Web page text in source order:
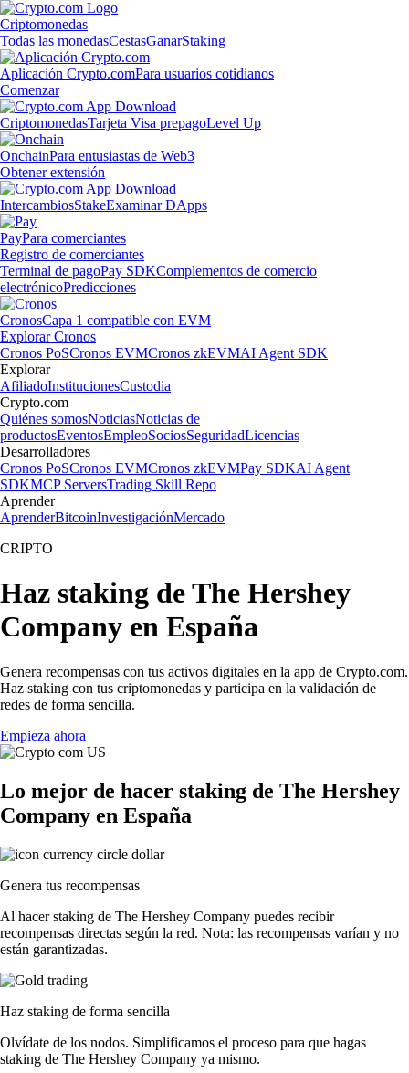
Criptomonedas
Todas las monedasCestasGanarStaking
Aplicación Crypto.comPara usuarios cotidianos
Comenzar
CriptomonedasTarjeta Visa prepagoLevel Up
OnchainPara entusiastas de Web3
Obtener extensión
IntercambiosStakeExaminar DApps
PayPara comerciantes
Registro de comerciantes
Terminal de pagoPay SDKComplementos de comercio
electrónicoPredicciones
CronosCapa 1 compatible con EVM
Explorar Cronos
Cronos PoSCronos EVMCronos zkEVMAI Agent SDK
Explorar
AfiliadoInstitucionesCustodia
Crypto.com
Quiénes somosNoticiasNoticias de
productosEventosEmpleoSociosSeguridadLicencias
Desarrolladores
Cronos PoSCronos EVMCronos zkEVMPay SDKAI Agent
SDKMCP ServersTrading Skill Repo
Aprender
AprenderBitcoinInvestigaciónMercado
CRIPTO
Haz staking de The Hershey
Company en España
Genera recompensas con tus activos digitales en la app de Crypto.com.
Haz staking con tus criptomonedas y participa en la validación de
redes de forma sencilla.
Empieza ahora
Lo mejor de hacer staking de The Hershey
Company en España
Genera tus recompensas
Al hacer staking de The Hershey Company puedes recibir
recompensas directas según la red. Nota: las recompensas varían y no
están garantizadas.
Haz staking de forma sencilla
Olvídate de los nodos. Simplificamos el proceso para que hagas
staking de The Hershey Company ya mismo.